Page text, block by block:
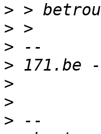
>
>
>
>
>
>
>